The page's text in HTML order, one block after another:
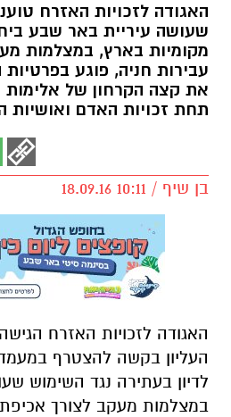
האגודה לזכויות האזרח
שעושה עיריית באר שבע
מקומיות בארץ, במצלמות
עבירות חניה, פוגע בפרטיות
את קצה הקרחון של אלימות
תחת זכויות האדם ואושיות
בן שיף / 10:11 18.09.16
האגודה לזכויות האזרח
העליון בקשה להצטרף
לדיון בעתירה נגד השימוש
במצלמות מעקב לצורך אכיפת